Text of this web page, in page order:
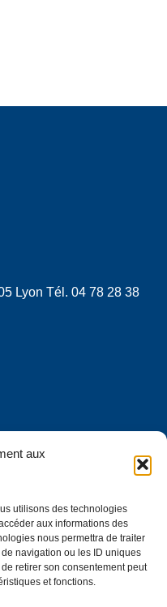
aux
utilisons des technologies
aux informations des
nous permettra de traiter
navigation ou les ID uniques
retirer son consentement peut
et fonctions.
Lyon Tél. 04 78 28 38